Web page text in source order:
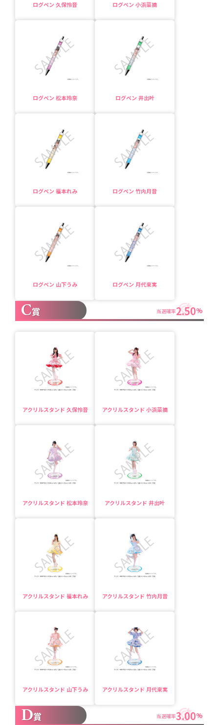
ログペン 久保怜音 ログペン 小浜菜摘
ログペン 松本玲奈 ログペン 井出叶
ログペン 福本れみ ログペン 竹内月音
ログペン 山下うみ ログペン 月代来実
C賞 当選確率2.50%
アクリルスタンド 久保怜音 アクリルスタンド 小浜菜摘
アクリルスタンド 松本玲奈 アクリルスタンド 井出叶
アクリルスタンド 福本れみ アクリルスタンド 竹内月音
アクリルスタンド 山下うみ アクリルスタンド 月代来実
D賞 当選確率3.00%